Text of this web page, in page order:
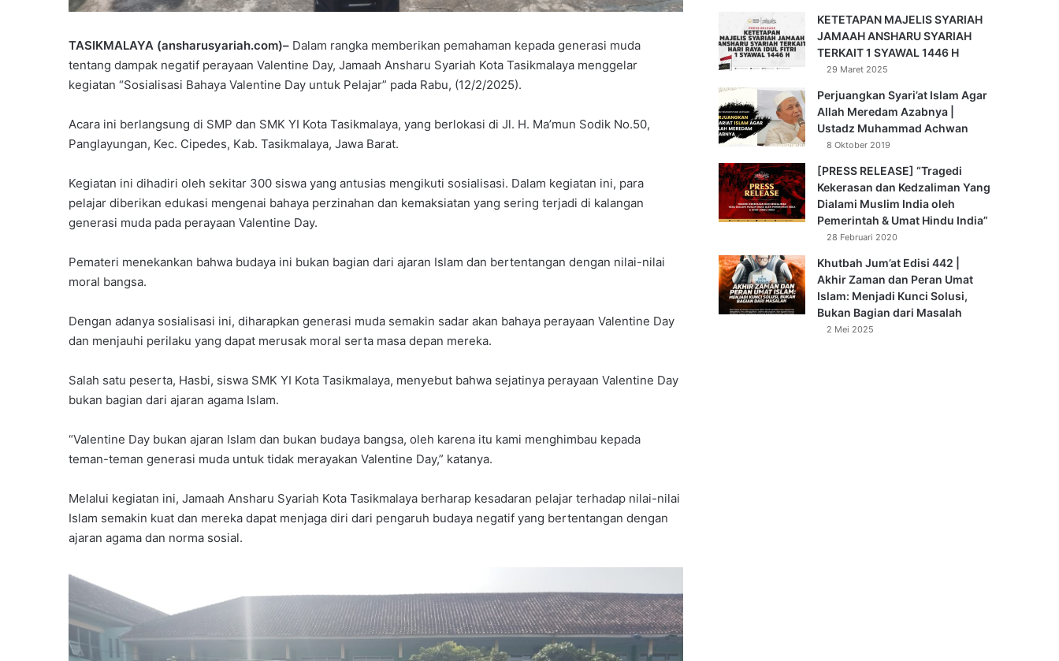
TASIKMALAYA (ansharusyariah.com)– Dalam rangka memberikan pemahaman kepada generasi muda
tentang dampak negatif perayaan Valentine Day, Jamaah Ansharu Syariah Kota Tasikmalaya menggelar
kegiatan “Sosialisasi Bahaya Valentine Day untuk Pelajar” pada Rabu, (12/2/2025).
Acara ini berlangsung di SMP dan SMK YI Kota Tasikmalaya, yang berlokasi di Jl. H. Ma’mun Sodik No.50,
Panglayungan, Kec. Cipedes, Kab. Tasikmalaya, Jawa Barat.
Kegiatan ini dihadiri oleh sekitar 300 siswa yang antusias mengikuti sosialisasi. Dalam kegiatan ini, para
pelajar diberikan edukasi mengenai bahaya perzinahan dan kemaksiatan yang sering terjadi di kalangan
generasi muda pada perayaan Valentine Day.
Pemateri menekankan bahwa budaya ini bukan bagian dari ajaran Islam dan bertentangan dengan nilai-nilai
moral bangsa.
Dengan adanya sosialisasi ini, diharapkan generasi muda semakin sadar akan bahaya perayaan Valentine Day
dan menjauhi perilaku yang dapat merusak moral serta masa depan mereka.
Salah satu peserta, Hasbi, siswa SMK YI Kota Tasikmalaya, menyebut bahwa sejatinya perayaan Valentine Day
bukan bagian dari ajaran agama Islam.
“Valentine Day bukan ajaran Islam dan bukan budaya bangsa, oleh karena itu kami menghimbau kepada
teman-teman generasi muda untuk tidak merayakan Valentine Day,” katanya.
Melalui kegiatan ini, Jamaah Ansharu Syariah Kota Tasikmalaya berharap kesadaran pelajar terhadap nilai-nilai
Islam semakin kuat dan mereka dapat menjaga diri dari pengaruh budaya negatif yang bertentangan dengan
ajaran agama dan norma sosial.
KETETAPAN MAJELIS SYARIAH
JAMAAH ANSHARU SYARIAH
TERKAIT 1 SYAWAL 1446 H
29 Maret 2025
Perjuangkan Syari’at Islam Agar
Allah Meredam Azabnya |
Ustadz Muhammad Achwan
8 Oktober 2019
[PRESS RELEASE] “Tragedi
Kekerasan dan Kedzaliman Yang
Dialami Muslim India oleh
Pemerintah & Umat Hindu India”
28 Februari 2020
Khutbah Jum’at Edisi 442 |
Akhir Zaman dan Peran Umat
Islam: Menjadi Kunci Solusi,
Bukan Bagian dari Masalah
2 Mei 2025